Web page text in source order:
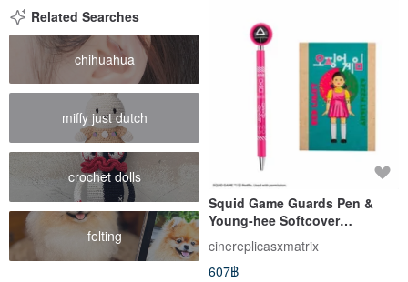
Related Searches
chihuahua
miffy just dutch
crochet dolls
felting
Squid Game Guards Pen &
Young-hee Softcover
Notebook
cinereplicasxmatrix
607฿